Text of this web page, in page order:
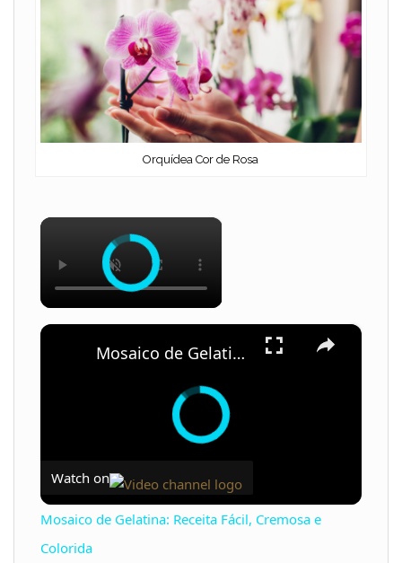
Orquídea Cor de Rosa
×
×
Mosaico de Gelatina: Receita Fácil, Cremosa e Colorida
Watch on
Mosaico de Gelatina: Receita Fácil, Cremosa e
Colorida